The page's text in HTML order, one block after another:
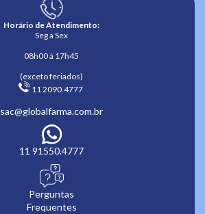
Horário de Atendimento:
Seg a Sex
08h00 à 17h45
(exceto feriados)
11 2090.4777
sac@globalfarma.com.br
11 91550.4777
Perguntas
Frequentes